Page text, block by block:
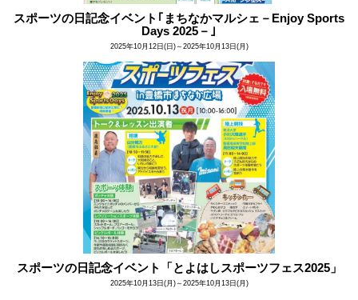
スポーツの日記念イベント｢まちなかマルシェ－Enjoy Sports
Days 2025－｣
2025年10月12日(日)～2025年10月13日(月)
スポーツの日記念イベント「とよはしスポーツフェス2025」
2025年10月13日(月)～2025年10月13日(月)